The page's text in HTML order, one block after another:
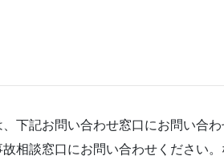
下記お問い合わせ窓口にお問い合
相談窓口にお問い合わせください